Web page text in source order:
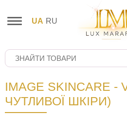
UA RU
IMAGE SKINCARE -
ЧУТЛИВОЇ ШКІРИ)